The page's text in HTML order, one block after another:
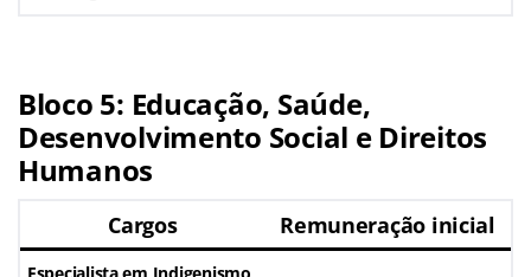
Bloco 5: Educação, Saúde,
Desenvolvimento Social e Direitos
Humanos
Cargos Remuneração inicial